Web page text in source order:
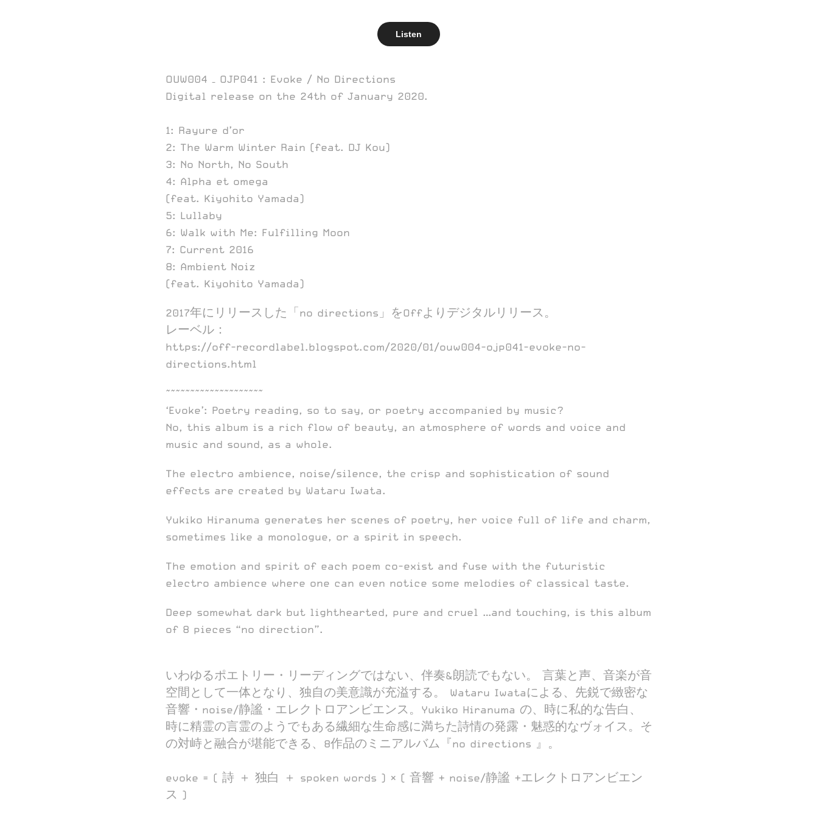
Listen
OUW004 – OJP041 : Evoke / No Directions
Digital release on the 24th of January 2020.
1: Rayure d’or
2: The Warm Winter Rain (feat. DJ Kou)
3: No North, No South
4: Alpha et omega
(feat. Kiyohito Yamada)
5: Lullaby
6: Walk with Me: Fulfilling Moon
7: Current 2016
8: Ambient Noiz
(feat. Kiyohito Yamada)
2017年にリリースした「no directions」をOffよりデジタルリリース。
レーベル：
https://off-recordlabel.blogspot.com/2020/01/ouw004-ojp041-evoke-no-
directions.html
~~~~~~~~~~~~~~~~~~~~
‘Evoke’: Poetry reading, so to say, or poetry accompanied by music?
No, this album is a rich flow of beauty, an atmosphere of words and voice and
music and sound, as a whole.
The electro ambience, noise/silence, the crisp and sophistication of sound
effects are created by Wataru Iwata.
Yukiko Hiranuma generates her scenes of poetry, her voice full of life and charm,
sometimes like a monologue, or a spirit in speech.
The emotion and spirit of each poem co-exist and fuse with the futuristic
electro ambience where one can even notice some melodies of classical taste.
Deep somewhat dark but lighthearted, pure and cruel …and touching, is this album
of 8 pieces “no direction”.
いわゆるポエトリー・リーディングではない、伴奏&朗読でもない。 言葉と声、音楽が音
空間として一体となり、独自の美意識が充溢する。 Wataru Iwataによる、先鋭で緻密な
音響・noise/静謐・エレクトロアンビエンス。Yukiko Hiranuma の、時に私的な告白、
時に精霊の言霊のようでもある繊細な生命感に満ちた詩情の発露・魅惑的なヴォイス。そ
の対峙と融合が堪能できる、8作品のミニアルバム『no directions 』。
evoke = ( 詩 ＋ 独白 ＋ spoken words ) × ( 音響 + noise/静謐 +エレクトロアンビエン
ス )